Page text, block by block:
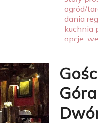
ogród/
dania
kuchnia
opcje: